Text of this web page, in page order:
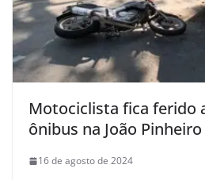
Motociclista fica ferido
ônibus na João Pinheiro
16 de agosto de 2024